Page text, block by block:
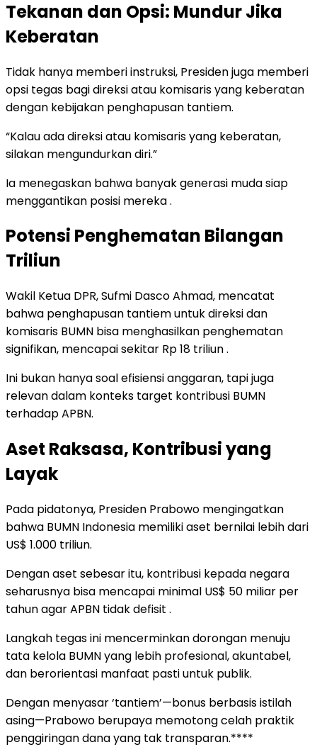
Tekanan dan Opsi: Mundur Jika
Keberatan
Tidak hanya memberi instruksi, Presiden juga memberi
opsi tegas bagi direksi atau komisaris yang keberatan
dengan kebijakan penghapusan tantiem.
“Kalau ada direksi atau komisaris yang keberatan,
silakan mengundurkan diri.”
Ia menegaskan bahwa banyak generasi muda siap
menggantikan posisi mereka .
Potensi Penghematan Bilangan
Triliun
Wakil Ketua DPR, Sufmi Dasco Ahmad, mencatat
bahwa penghapusan tantiem untuk direksi dan
komisaris BUMN bisa menghasilkan penghematan
signifikan, mencapai sekitar Rp 18 triliun .
Ini bukan hanya soal efisiensi anggaran, tapi juga
relevan dalam konteks target kontribusi BUMN
terhadap APBN.
Aset Raksasa, Kontribusi yang
Layak
Pada pidatonya, Presiden Prabowo mengingatkan
bahwa BUMN Indonesia memiliki aset bernilai lebih dari
US$ 1.000 triliun.
Dengan aset sebesar itu, kontribusi kepada negara
seharusnya bisa mencapai minimal US$ 50 miliar per
tahun agar APBN tidak defisit .
Langkah tegas ini mencerminkan dorongan menuju
tata kelola BUMN yang lebih profesional, akuntabel,
dan berorientasi manfaat pasti untuk publik.
Dengan menyasar ‘tantiem’—bonus berbasis istilah
asing—Prabowo berupaya memotong celah praktik
penggiringan dana yang tak transparan.****